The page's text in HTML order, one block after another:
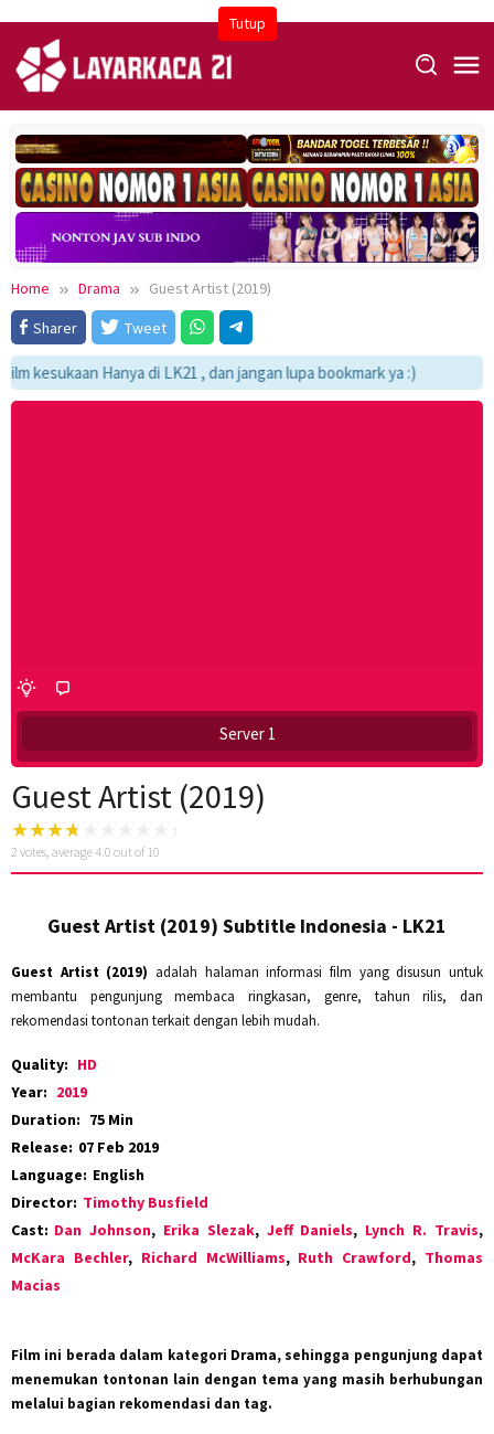
Tutup
content
Home Drama
Guest Artist (2019)
Sharer
Tweet
kesukaan Hanya di LK21 , dan jangan lupa bookmark ya :)
Server 1
Guest Artist (2019)
2 votes, average 4.0 out of 10
Guest Artist (2019) Subtitle Indonesia - LK21
Guest Artist (2019) adalah halaman informasi film yang disusun untuk
membantu pengunjung membaca ringkasan, genre, tahun rilis, dan
rekomendasi tontonan terkait dengan lebih mudah.
Quality: HD
Year: 2019
Duration: 75 Min
Release: 07 Feb 2019
Language: English
Director: Timothy Busfield
Cast: Dan Johnson, Erika Slezak, Jeff Daniels, Lynch R. Travis,
McKara Bechler, Richard McWilliams, Ruth Crawford, Thomas
Macias
Film ini berada dalam kategori Drama, sehingga pengunjung dapat
menemukan tontonan lain dengan tema yang masih berhubungan
melalui bagian rekomendasi dan tag.